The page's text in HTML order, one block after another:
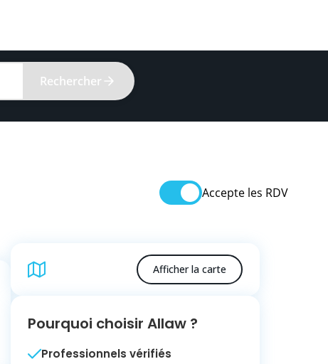
Rechercher
Accepte les RDV
Afficher la carte
Pourquoi choisir Allaw ?
Professionnels vérifiés